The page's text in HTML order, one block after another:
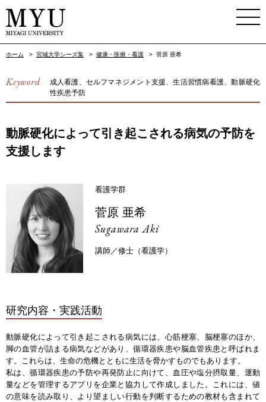
ホーム > 宮城大学シーズ集 > 健康・医療・看護 > 菅原 亜希
Keyword
成人看護、セルフマネジメント支援、生活習慣病看護、動脈硬化
性疾患予防
動脈硬化によって引き起こされる病気の予防を
支援します
看護学群
菅原 亜希
Sugawara Aki
講師／修士（看護学）
研究内容・実践活動
動脈硬化によって引き起こされる病気には、心筋梗塞、脳梗塞のほか、
脚の血管が詰まる病気などがあり、循環器疾患や脳血管疾患と呼ばれま
す。これらは、生命の危機とともに生活を脅かすものでもあります。
私は、循環器疾患の予防や再発防止に向けて、血圧や塩分摂取量、運動
量などを管理するアプリを企業と協力して作成しました。これには、値
の意味を読み取り、より望ましい行動を判断するための教材も含まれて